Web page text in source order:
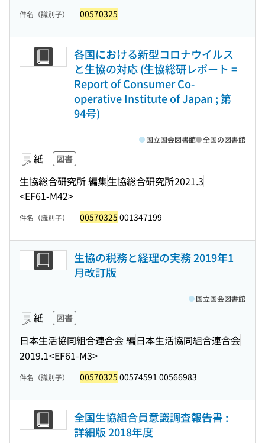
件名（識別子） 00570325
各国における新型コロナウイルス
と生協の対応 (生協総研レポート =
Report of Consumer Co-
operative Institute of Japan ; 第
94号)
紙 図書
生協総合研究所 編集生協総合研究所2021.3
<EF61-M42>
国立国会図書館 全国の図書館
件名（識別子） 00570325 001347199
生協の税務と経理の実務 2019年1
月改訂版
紙 図書
日本生活協同組合連合会 編日本生活協同組合連合会
2019.1<EF61-M3>
国立国会図書館
件名（識別子） 00570325 00574591 00566983
全国生協組合員意識調査報告書 :
詳細版 2018年度